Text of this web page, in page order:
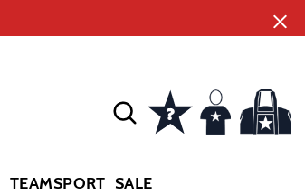
TEAMSPORT SALE